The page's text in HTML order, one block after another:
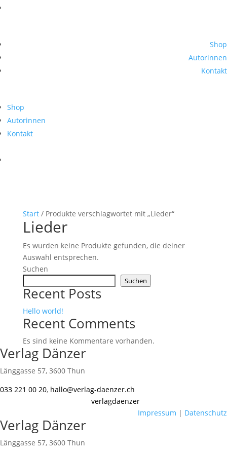
Shop
Autorinnen
Kontakt
Shop
Autorinnen
Kontakt
Start/ Produkte verschlagwortet mit „Lieder“
Lieder
Es wurden keine Produkte gefunden, die deiner
Auswahl entsprechen.
Suchen
Suchen
Recent Posts
Hello world!
Recent Comments
Es sind keine Kommentare vorhanden.
Verlag Dänzer
Länggasse 57, 3600 Thun
033 221 00 20, hallo@verlag-daenzer.ch
verlagdaenzer
Impressum | Datenschutz
Verlag Dänzer
Länggasse 57, 3600 Thun